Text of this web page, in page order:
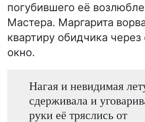
погубившего её
Мастера. Маргарита
квартиру обидчика
окно.
Нагая и невидимая
сдерживала и
руки её тряслись от